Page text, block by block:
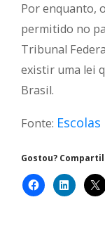
Por enquanto,
permitido no
Tribunal
existir uma lei
Brasil.
Fonte:
Gostou?